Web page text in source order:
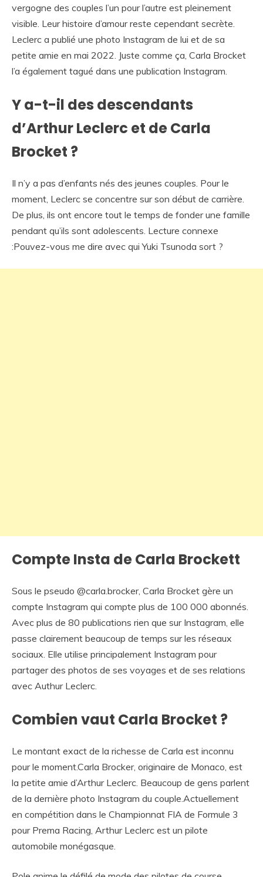
vergogne des couples l’un pour l’autre est pleinement
visible. Leur histoire d’amour reste cependant secrète.
Leclerc a publié une photo Instagram de lui et de sa
petite amie en mai 2022. Juste comme ça, Carla Brocket
l’a également tagué dans une publication Instagram.
Y a-t-il des descendants
d’Arthur Leclerc et de Carla
Brocket ?
Il n’y a pas d’enfants nés des jeunes couples. Pour le
moment, Leclerc se concentre sur son début de carrière.
De plus, ils ont encore tout le temps de fonder une famille
pendant qu’ils sont adolescents. Lecture connexe
:Pouvez-vous me dire avec qui Yuki Tsunoda sort ?
Compte Insta de Carla Brockett
Sous le pseudo @carla.brocker, Carla Brocket gère un
compte Instagram qui compte plus de 100 000 abonnés.
Avec plus de 80 publications rien que sur Instagram, elle
passe clairement beaucoup de temps sur les réseaux
sociaux. Elle utilise principalement Instagram pour
partager des photos de ses voyages et de ses relations
avec Authur Leclerc.
Combien vaut Carla Brocket ?
Le montant exact de la richesse de Carla est inconnu
pour le moment.Carla Brocker, originaire de Monaco, est
la petite amie d’Arthur Leclerc. Beaucoup de gens parlent
de la dernière photo Instagram du couple.Actuellement
en compétition dans le Championnat FIA de Formule 3
pour Prema Racing, Arthur Leclerc est un pilote
automobile monégasque.